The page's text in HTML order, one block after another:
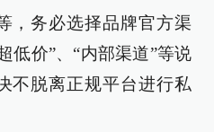
，务必选择品牌官方渠
低价”、“内部渠道”等说
不脱离正规平台进行私